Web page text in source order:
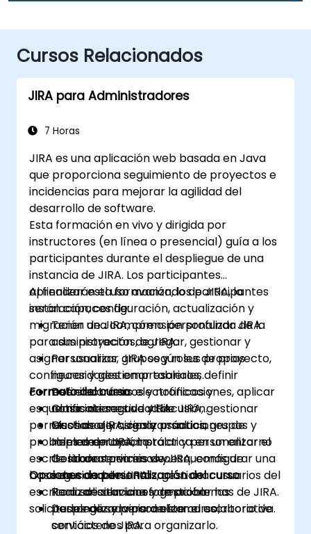
Cursos Relacionados
JIRA para Administradores
7 Horas
JIRA es una aplicación web basada en Java
que proporciona seguimiento de proyectos e
incidencias para mejorar la agilidad del
desarrollo de software.
Esta formación en vivo y dirigida por
instructores (en línea o presencial) guía a los
participantes durante el despliegue de una
instancia de JIRA. Los participantes
aprenderán el uso avanzado de JIRA, la
instalación, configuración, actualización y
migración de JIRA, cómo personalizar JIRA
para sus proyectos, agregar, gestionar y
asignar usuarios, grupos y roles de proyecto,
configurar y gestionar tableros, definir
correos electrónicos y notificaciones, aplicar
esquemas de seguridad de JIRA, gestionar
permisos de JIRA, realizar soluciones de
problemas de JIRA, instalar y personalizar el
escritorio de servicios de JIRA, configurar una
base de conocimientos, gestionar usuarios del
escritorio de servicios y gestionar las
solicitudes de servicio de forma colaborativa.
Al finalizar esta formación, los participantes
serán capaces de:
Tener una comprensión profunda de la
administración de JIRA.
Personalizar JIRA según sus propias
necesidades empresariales.
Definir correos electrónicos y
notificaciones de JIRA.
Gestionar y asignar usuarios, grupos y
roles de proyecto.
Gestionar permisos y esquemas de
seguridad de JIRA.
Realizar soluciones de problemas de JIRA.
Desplegar y personalizar el escritorio de
servicios de JIRA.
Formato del curso
Clase interactiva y discusión.
Muchas ejercicios y práctica.
Implementación práctica en un entorno
de laboratorio en vivo.
Opciones de personalización del curso
Para solicitar una formación
personalizada para este curso,
contáctenos para organizarlo.